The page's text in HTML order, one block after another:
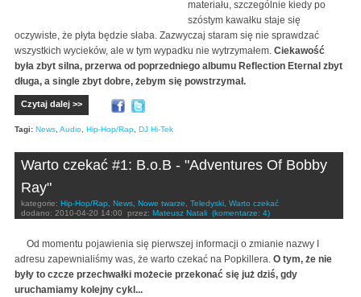
materiału, szczególnie kiedy po
szóstym kawałku staje się
oczywiste, że płyta będzie słaba. Zazwyczaj staram się nie sprawdzać
wszystkich wycieków, ale w tym wypadku nie wytrzymałem. Ciekawość
była zbyt silna, przerwa od poprzedniego albumu Reflection Eternal zbyt
długa, a single zbyt dobre, żebym się powstrzymał.
Czytaj dalej >>
Tagi: News, Audio, Hip-Hop/Rap, DJ Hi-Tek
Warto czekać #1: B.o.B - "Adventures Of Bobby
Ray"
kategorie: Hip-Hop/Rap, News, Nowe twarze, Teledyski, Warto czekać
dodano: 2010-04-20 14:00 przez: Mateusz Natali (komentarze: 4)
Od momentu pojawienia się pierwszej informacji o zmianie nazwy I
adresu zapewnialiśmy was, że warto czekać na Popkillera. O tym, że nie
były to czcze przechwałki możecie przekonać się już dziś, gdy
uruchamiamy kolejny cykl...